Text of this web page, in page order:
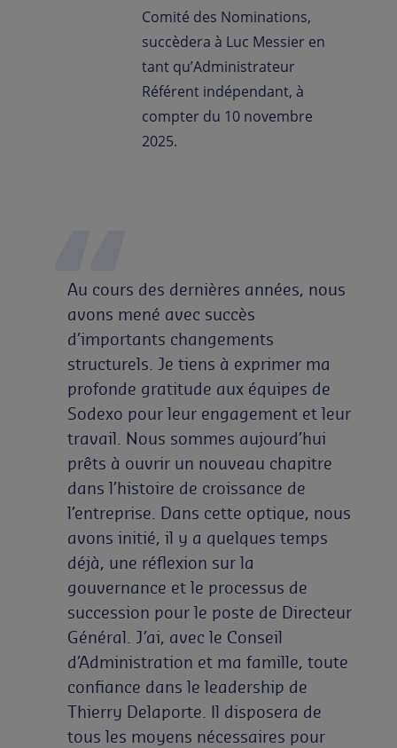
Comité des Nominations,
succèdera à Luc Messier en
tant qu’Administrateur
Référent indépendant, à
compter du 10 novembre
2025.
Au cours des dernières années, nous
avons mené avec succès
d’importants changements
structurels. Je tiens à exprimer ma
profonde gratitude aux équipes de
Sodexo pour leur engagement et leur
travail. Nous sommes aujourd’hui
prêts à ouvrir un nouveau chapitre
dans l’histoire de croissance de
l’entreprise. Dans cette optique, nous
avons initié, il y a quelques temps
déjà, une réflexion sur la
gouvernance et le processus de
succession pour le poste de Directeur
Général. J’ai, avec le Conseil
d’Administration et ma famille, toute
confiance dans le leadership de
Thierry Delaporte. Il disposera de
tous les moyens nécessaires pour